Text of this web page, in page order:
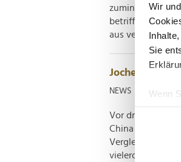
Wir und
Sie
Wenn
zumindest, was
betrifft. Unter
aus
Jochen
NEWS | 04.09.2025
Vor drei Jahren
China berufen.
Vergleich zum
vielerorts